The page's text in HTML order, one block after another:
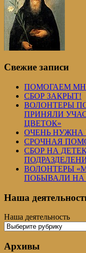
Свежие записи
ПОМОГАЕМ
СБОР ЗАКРЫТ!
ВОЛОНТЕРЫ
ПРИНЯЛИ
ЦВЕТОК»
ОЧЕНЬ
СРОЧНАЯ
СБОР НА
ВОЛОНТЕРЫ
ПОБЫВАЛИ НА
Наша
Наша деятельность
Архивы